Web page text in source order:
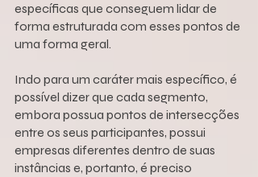
específicas que conseguem lidar de
forma estruturada com esses pontos de
uma forma geral.
Indo para um caráter mais específico, é
possível dizer que cada segmento,
embora possua pontos de intersecções
entre os seus participantes, possui
empresas diferentes dentro de suas
instâncias e, portanto, é preciso